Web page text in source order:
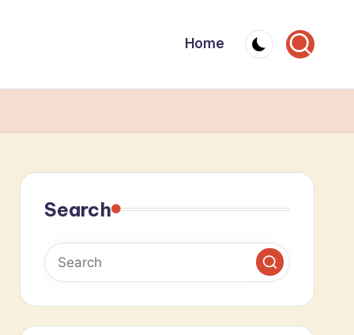
Home
Search